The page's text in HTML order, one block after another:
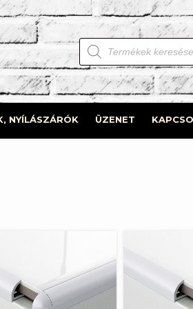
Products
search
NYÍLÁSZÁRÓK ÜZENET